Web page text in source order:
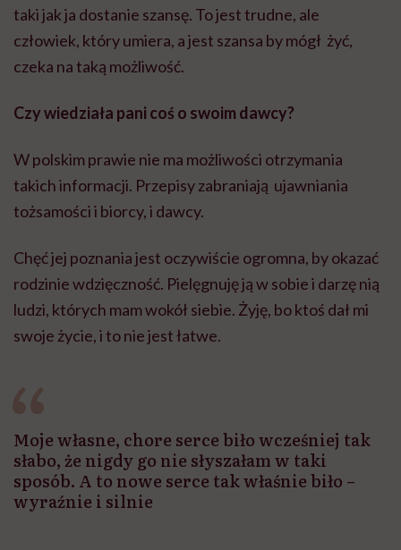
taki jak ja dostanie szansę. To jest trudne, ale
człowiek, który umiera, a jest szansa by mógł żyć,
czeka na taką możliwość.
Czy wiedziała pani coś o swoim dawcy?
W polskim prawie nie ma możliwości otrzymania
takich informacji. Przepisy zabraniają ujawniania
tożsamości i biorcy, i dawcy.
Chęć jej poznania jest oczywiście ogromna, by okazać
rodzinie wdzięczność. Pielęgnuję ją w sobie i darzę nią
ludzi, których mam wokół siebie. Żyję, bo ktoś dał mi
swoje życie, i to nie jest łatwe.
Moje własne, chore serce biło wcześniej tak
słabo, że nigdy go nie słyszałam w taki
sposób. A to nowe serce tak właśnie biło –
wyraźnie i silnie